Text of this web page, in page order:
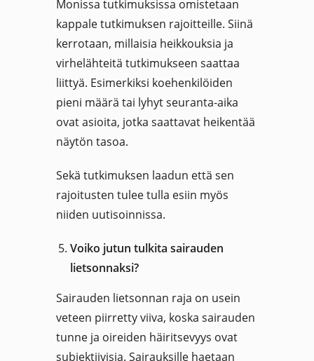
Monissa tutkimuksissa omistetaan
kappale tutkimuksen rajoitteille. Siinä
kerrotaan, millaisia heikkouksia ja
virhelähteitä tutkimukseen saattaa
liittyä. Esimerkiksi koehenkilöiden
pieni määrä tai lyhyt seuranta-aika
ovat asioita, jotka saattavat heikentää
näytön tasoa.
Sekä tutkimuksen laadun että sen
rajoitusten tulee tulla esiin myös
niiden uutisoinnissa.
Voiko jutun tulkita sairauden
lietsonnaksi?
Sairauden lietsonnan raja on usein
veteen piirretty viiva, koska sairauden
tunne ja oireiden häiritsevyys ovat
subjektiivisia. Sairauksille haetaan